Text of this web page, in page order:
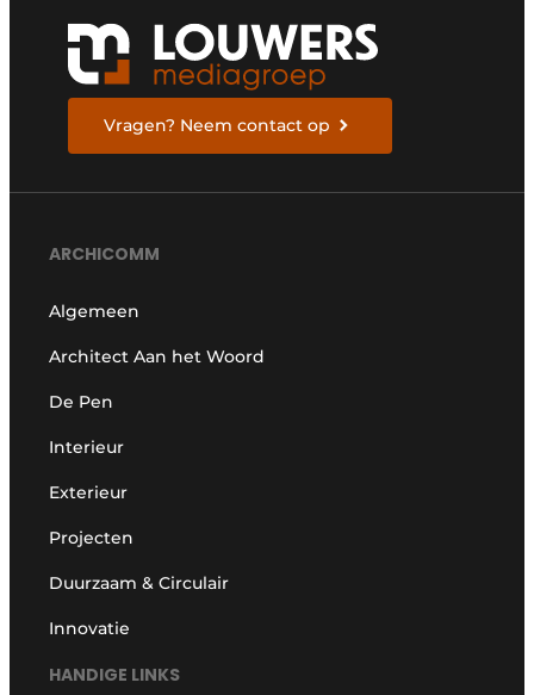
Vragen? Neem contact op
ARCHICOMM
Algemeen
Architect Aan het Woord
De Pen
Interieur
Exterieur
Projecten
Duurzaam & Circulair
Innovatie
HANDIGE LINKS